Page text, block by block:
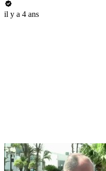
il y a 4 ans